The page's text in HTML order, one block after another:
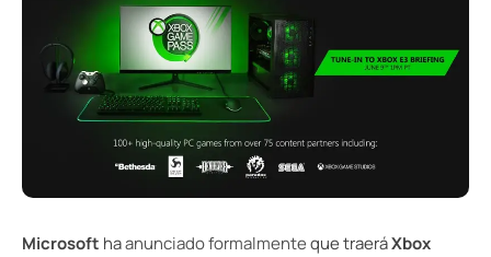
Microsoft haanunciado formalmenteque traeráXbox